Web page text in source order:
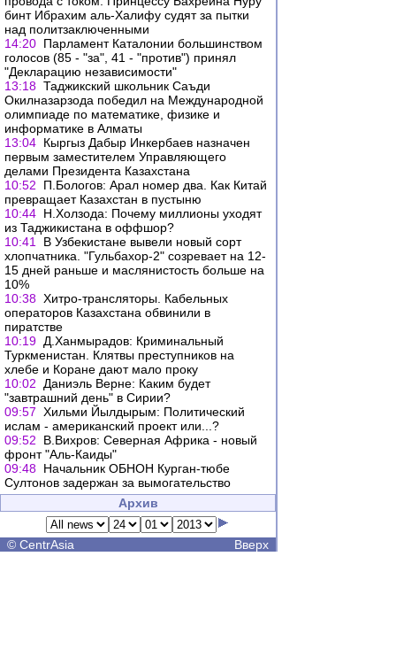
бинт Ибрахим аль-Халифу судят за пытки
над политзаключенными
14:20 Парламент Каталонии большинством
голосов (85 - "за", 41 - "против") принял
"Декларацию независимости"
13:18 Таджикский школьник Саъди
Окилназарзода победил на Международной
олимпиаде по математике, физике и
информатике в Алматы
13:04 Кыргыз Дабыр Инкербаев назначен
первым заместителем Управляющего
делами Президента Казахстана
10:52
П.Бологов: Арал номер два. Как Китай
превращает Казахстан в пустыню
10:44 Н.Холзода: Почему миллионы уходят
из Таджикистана в оффшор?
10:41
В Узбекистане вывели новый сорт
хлопчатника. "Гульбахор-2" созревает на 12-
15 дней раньше и маслянистость больше на
10%
10:38 Хитро-трансляторы. Кабельных
операторов Казахстана обвинили в
пиратстве
10:19 Д.Ханмырадов: Криминальный
Туркменистан. Клятвы преступников на
хлебе и Коране дают мало проку
10:02
Даниэль Верне: Каким будет
"завтрашний день" в Сирии?
09:57 Хильми Йылдырым: Политический
ислам - американский проект или...?
09:52
В.Вихров: Северная Африка - новый
фронт "Аль-Каиды"
09:48 Начальник ОБНОН Курган-тюбе
Султонов задержан за вымогательство
Архив
© CentrAsia Вверх